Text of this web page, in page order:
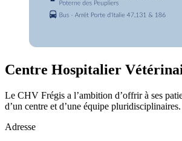
Centre Hospitalier
Le CHV Frégis a l’ambition d’offrir à ses
d’un centre et d’une équipe pluridisciplinaires.
Adresse